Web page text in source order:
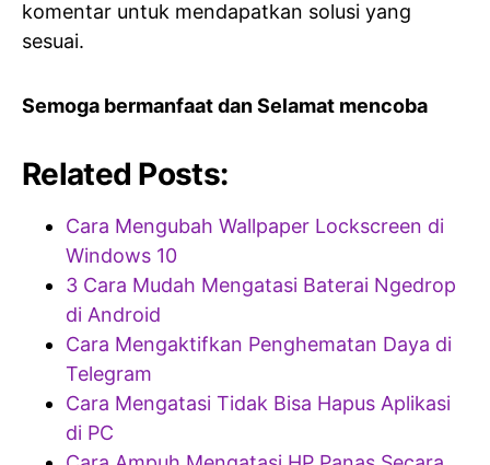
komentar untuk mendapatkan solusi yang
sesuai.
Semoga bermanfaat dan Selamat mencoba
Related Posts:
Cara Mengubah Wallpaper Lockscreen di
Windows 10
3 Cara Mudah Mengatasi Baterai Ngedrop
di Android
Cara Mengaktifkan Penghematan Daya di
Telegram
Cara Mengatasi Tidak Bisa Hapus Aplikasi
di PC